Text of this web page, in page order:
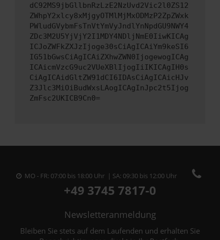
dC92MS9jbGllbnRzLzE2NzUvd2Vic2l0ZS12
ZWhpY2xlcy8xMjgyOTMlMjMxODMzP2ZpZWxk
PWludGVybmFsTnVtYmVyJndlYnNpdGU9NWY4
ZDc3M2U5YjVjY2I1MDY4NDljNmE0IiwKICAg
ICJoZWFkZXJzIjoge30sCiAgICAiYm9keSI6
IG51bGwsCiAgICAiZXhwZWN0IjogewogICAg
ICAicmVzcG9uc2VUeXBlIjogIiIKICAgIH0s
CiAgICAidGltZW91dCI6IDAsCiAgICAicHJv
Z3Jlc3MiOiBudWxsLAogICAgInJpc2t5Ijog
ZmFsc2UKICB9Cn0=
MO - FR: 07:00 bis 18:00 Uhr | SA: 09:30 bis 12:00 Uhr
+49 3745 7817-0
Newsletteranmeldung
Bleiben Sie stets auf dem Laufenden und erhalten Sie